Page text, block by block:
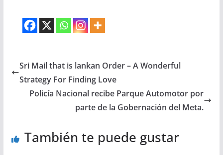
Sri Mail that is lankan Order – A Wonderful
Strategy For Finding Love
Policía Nacional recibe Parque Automotor por
parte de la Gobernación del Meta.
También te puede gustar